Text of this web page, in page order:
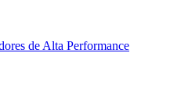
de Alta Performance